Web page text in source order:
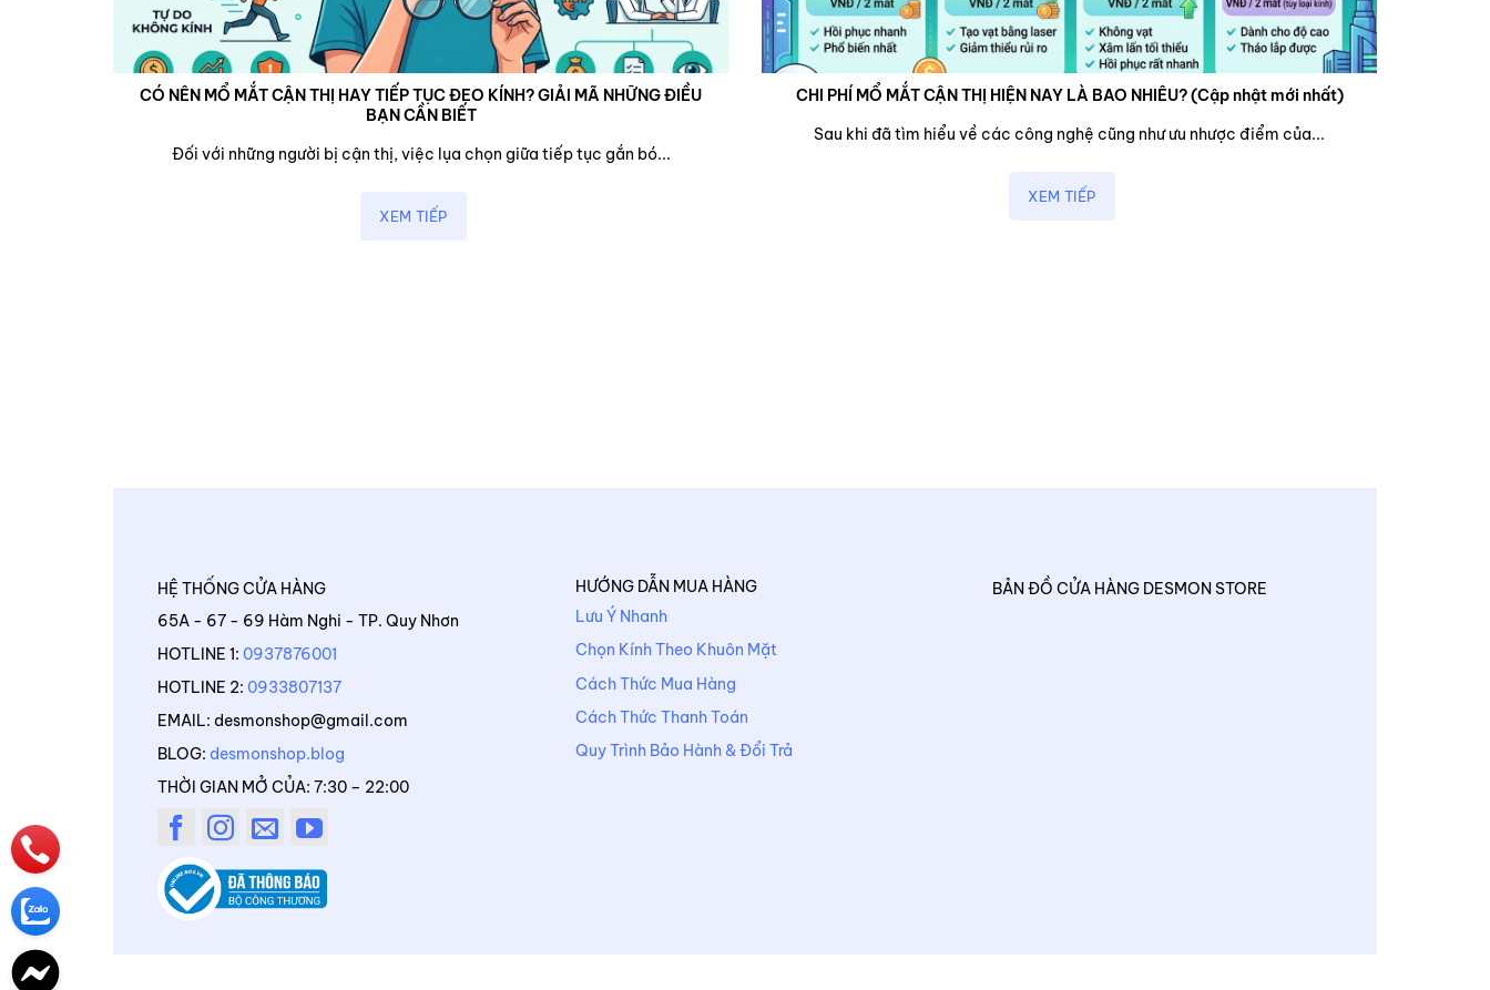
CÓ NÊN MỔ MẮT CẬN THỊ HAY TIẾP TỤC ĐEO KÍNH? GIẢI MÃ NHỮNG ĐIỀU
BẠN CẦN BIẾT
Đối với những người bị cận thị, việc lụa chọn giữa tiếp tục gắn bó...
XEM TIẾP
CHI PHÍ MỔ MẮT CẬN THỊ HIỆN NAY LÀ BAO NHIÊU? (Cập nhật mới nhất)
Sau khi đã tìm hiểu về các công nghệ cũng như ưu nhược điểm của...
XEM TIẾP
HỆ THỐNG CỬA HÀNG
65A - 67 - 69 Hàm Nghi - TP. Quy Nhơn
HOTLINE 1: 0937876001
HOTLINE 2: 0933807137
EMAIL: desmonshop@gmail.com
BLOG: desmonshop.blog
THỜI GIAN MỞ CỦA: 7:30 – 22:00
HƯỚNG DẪN MUA HÀNG
Lưu Ý Nhanh
Chọn Kính Theo Khuôn Mặt
Cách Thức Mua Hàng
Cách Thức Thanh Toán
Quy Trình Bảo Hành & Đổi Trả
BẢN ĐỒ CỬA HÀNG DESMON STORE